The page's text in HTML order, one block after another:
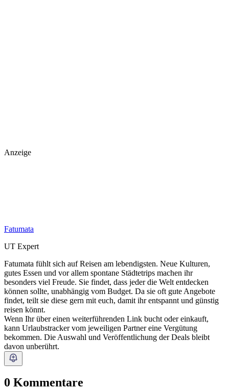
Anzeige
Fatumata
UT Expert
Fatumata fühlt sich auf Reisen am lebendigsten. Neue Kulturen,
gutes Essen und vor allem spontane Städtetrips machen ihr
besonders viel Freude. Sie findet, dass jeder die Welt entdecken
können sollte, unabhängig vom Budget. Da sie oft gute Angebote
findet, teilt sie diese gern mit euch, damit ihr entspannt und günstig
reisen könnt.
Wenn Ihr über einen weiterführenden Link bucht oder einkauft,
kann Urlaubstracker vom jeweiligen Partner eine Vergütung
bekommen. Die Auswahl und Veröffentlichung der Deals bleibt
davon unberührt.
0 Kommentare